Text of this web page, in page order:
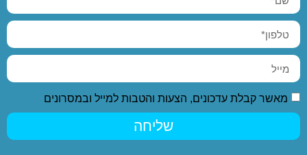
מאשר קבלת עדכונים, הצעות והטבות למייל ובמסרונים
שליחה